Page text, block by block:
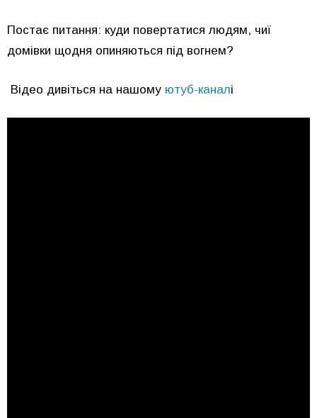
Постає питання: куди повертатися людям, чиї
домівки щодня опиняються під вогнем?
Відео дивіться на нашому ютуб-каналі